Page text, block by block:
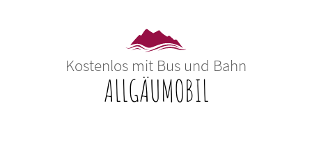
Kostenlos mit Bus und Bahn
ALLGÄUMOBIL